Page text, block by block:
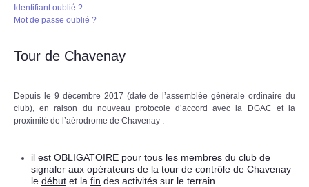
Identifiant oublié ?
Mot de passe oublié ?
Tour de Chavenay
Depuis le 9 décembre 2017 (date de l’assemblée générale ordinaire du
club), en raison du nouveau protocole d’accord avec la DGAC et la
proximité de l’aérodrome de Chavenay :
il est OBLIGATOIRE pour tous les membres du club de
signaler aux opérateurs de la tour de contrôle de Chavenay
le début et la fin des activités sur le terrain.